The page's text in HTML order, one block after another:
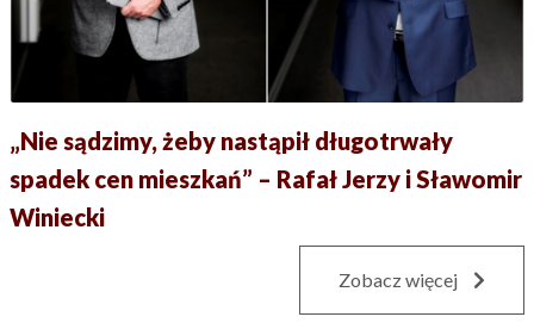
„Nie sądzimy, żeby nastąpił długotrwały
spadek cen mieszkań” – Rafał Jerzy i Sławomir
Winiecki
Zobacz więcej